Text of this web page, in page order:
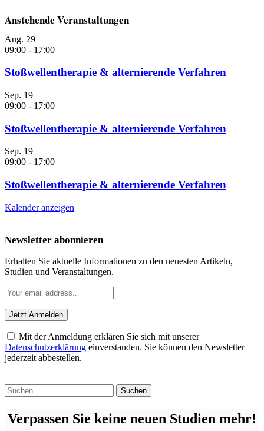
Anstehende Veranstaltungen
Aug. 29
09:00 - 17:00
Stoßwellentherapie & alternierende Verfahren
Sep. 19
09:00 - 17:00
Stoßwellentherapie & alternierende Verfahren
Sep. 19
09:00 - 17:00
Stoßwellentherapie & alternierende Verfahren
Kalender anzeigen
Newsletter abonnieren
Erhalten Sie aktuelle Informationen zu den neuesten Artikeln,
Studien und Veranstaltungen.
Mit der Anmeldung erklären Sie sich mit unserer
Datenschutzerklärung einverstanden. Sie können den Newsletter
jederzeit abbestellen.
Suchen
nach:
Verpassen Sie keine neuen Studien mehr!